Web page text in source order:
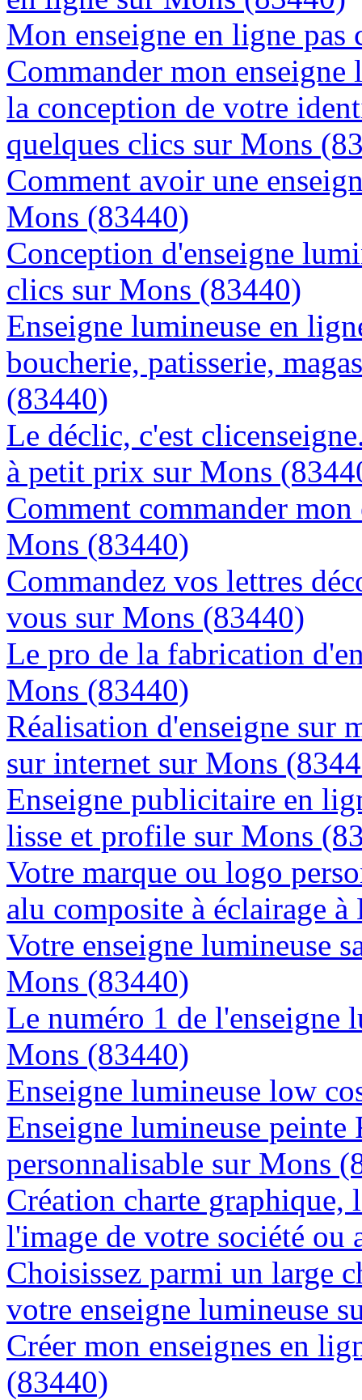
Mon enseigne en ligne
Commander mon
la conception de votre
quelques clics sur Mons
Comment avoir une
Mons (83440)
Conception d'enseigne
clics sur Mons (83440)
Enseigne lumineuse en
boucherie, patisserie,
(83440)
Le déclic, c'est
à petit prix sur Mons
Comment commander
Mons (83440)
Commandez vos lettres
vous sur Mons (83440)
Le pro de la fabrication
Mons (83440)
Réalisation d'enseigne sur
sur internet sur Mons
Enseigne publicitaire en
lisse et profile sur Mons
Votre marque ou logo
alu composite à éclairage
Votre enseigne lumineuse
Mons (83440)
Le numéro 1 de l'enseigne
Mons (83440)
Enseigne lumineuse low
Enseigne lumineuse
personnalisable sur Mons
Création charte graphique,
l'image de votre société
Choisissez parmi un large
votre enseigne lumineuse
Créer mon enseignes en
(83440)